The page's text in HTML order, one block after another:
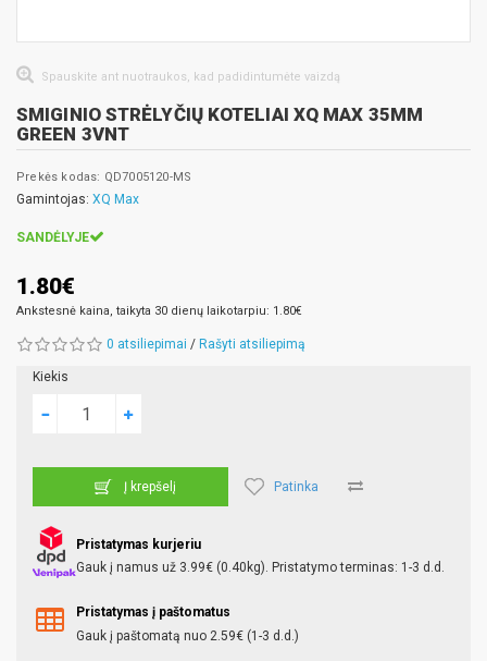
Spauskite ant nuotraukos, kad padidintumėte vaizdą
SMIGINIO STRĖLYČIŲ KOTELIAI XQ MAX 35MM
GREEN 3VNT
Prekės kodas: QD7005120-MS
Gamintojas: XQ Max
SANDĖLYJE
1.80€
Ankstesnė kaina, taikyta 30 dienų laikotarpiu: 1.80€
0 atsiliepimai / Rašyti atsiliepimą
Kiekis
Į krepšelį Patinka
Pristatymas kurjeriu
Gauk į namus už 3.99€ (0.40kg). Pristatymo terminas: 1-3 d.d.
Pristatymas į paštomatus
Gauk į paštomatą nuo 2.59€ (1-3 d.d.)